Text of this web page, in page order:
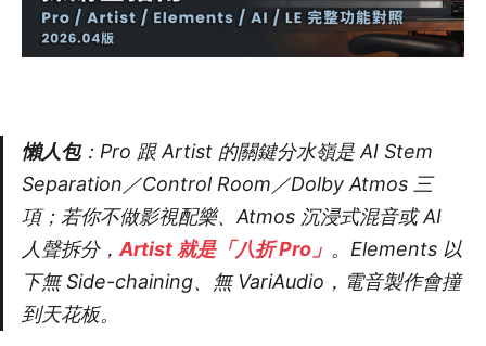
懶人包：Pro 跟 Artist 的關鍵分水嶺是 AI Stem
Separation／Control Room／Dolby Atmos 三
項；若你不做影視配樂、Atmos 沉浸式混音或 AI
人聲拆分， Artist 就是「八折 Pro」 。Elements 以
下無 Side-chaining、無 VariAudio，電音製作會撞
到天花板。